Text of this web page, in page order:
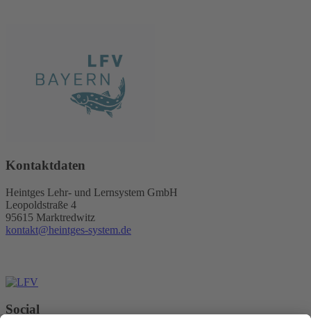
Kontaktdaten
Heintges Lehr- und Lernsystem GmbH
Leopoldstraße 4
95615 Marktredwitz
kontakt@heintges-system.de
Social